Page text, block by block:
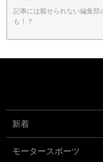
記事には載せられない編集
も！？
新着
モータースポーツ